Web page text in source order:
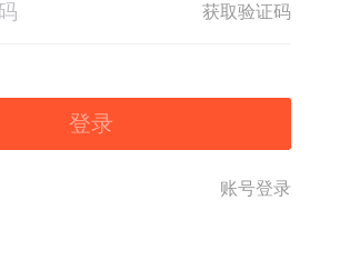
获取验证码
登录
账号登录